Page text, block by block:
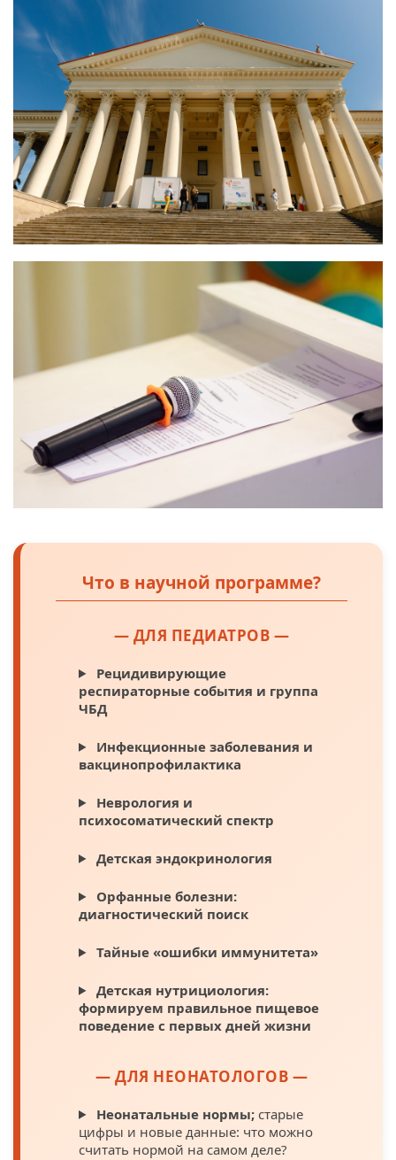
Что в научной программе?
— ДЛЯ ПЕДИАТРОВ —
Рецидивирующие
респираторные события и группа
ЧБД
Инфекционные заболевания и
вакцинопрофилактика
Неврология и
психосоматический спектр
Детская эндокринология
Орфанные болезни:
диагностический поиск
Тайные «ошибки иммунитета»
Детская нутрициология:
формируем правильное пищевое
поведение с первых дней жизни
— ДЛЯ НЕОНАТОЛОГОВ —
Неонатальные нормы; старые
цифры и новые данные: что можно
считать нормой на самом деле?